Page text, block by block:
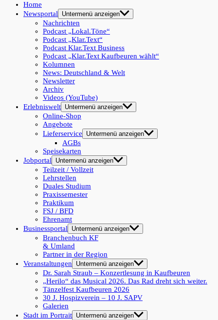
Home
Newsportal
Untermenü anzeigen
Nachrichten
Podcast „Lokal.Töne“
Podcast „Klar.Text“
Podcast Klar.Text Business
Podcast „Klar.Text Kaufbeuren wählt“
Kolumnen
News: Deutschland & Welt
Newsletter
Archiv
Videos (YouTube)
Erlebniswelt Untermenü anzeigen
Online-Shop
Angebote
Lieferservice
Untermenü anzeigen
AGBs
Speisekarten
Jobportal
Untermenü anzeigen
Teilzeit / Vollzeit
Lehrstellen
Duales Studium
Praxissemester
Praktikum
FSJ / BFD
Ehrenamt
Businessportal
Untermenü anzeigen
Branchenbuch KF
& Umland
Partner in der Region
Veranstaltungen
Untermenü anzeigen
Dr. Sarah Straub – Konzertlesung in Kaufbeuren
„Herilo“ das Musical 2026. Das Rad dreht sich weiter.
Tänzelfest Kaufbeuren 2026
30 J. Hospizverein – 10 J. SAPV
Galerien
Stadt im Portrait Untermenü anzeigen